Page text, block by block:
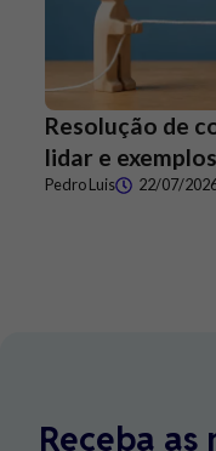
Resolução de
lidar e
Pedro Luis 22/07/
Receba as